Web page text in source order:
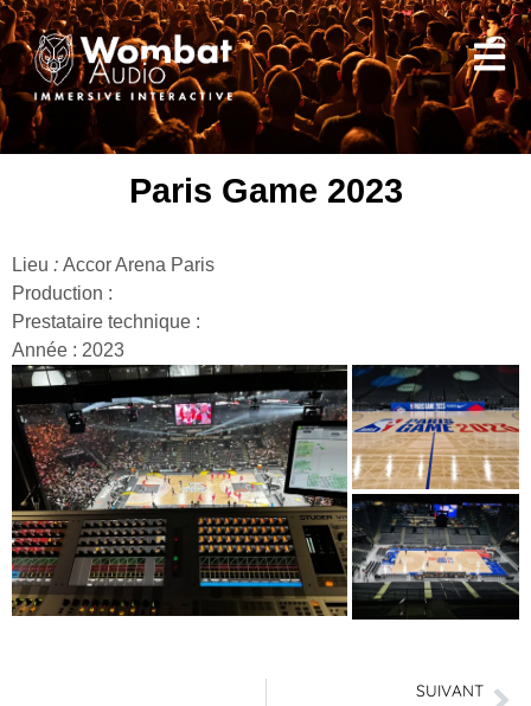
Paris Game 2023
Lieu : Accor Arena Paris
Production :
Prestataire technique :
Année : 2023
SUIVANT